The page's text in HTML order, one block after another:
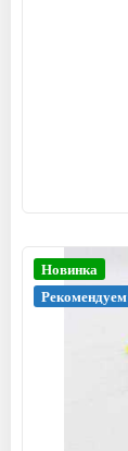
Новинка
Рекомендуем